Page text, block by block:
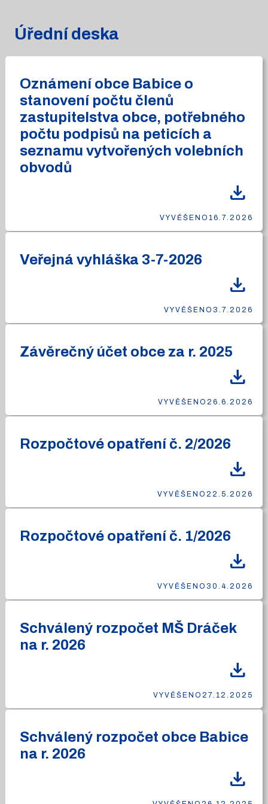
Úřední deska
Oznámení obce Babice o
stanovení počtu členů
zastupitelstva obce, potřebného
počtu podpisů na peticích a
seznamu vytvořených volebních
obvodů
download
VYVĚŠENO 16.7.2026
Veřejná vyhláška 3-7-2026
download
VYVĚŠENO 3.7.2026
Závěrečný účet obce za r. 2025
download
VYVĚŠENO 26.6.2026
Rozpočtové opatření č. 2/2026
download
VYVĚŠENO 22.5.2026
Rozpočtové opatření č. 1/2026
download
VYVĚŠENO 30.4.2026
Schválený rozpočet MŠ Dráček
na r. 2026
download
VYVĚŠENO 27.12.2025
Schválený rozpočet obce Babice
na r. 2026
download